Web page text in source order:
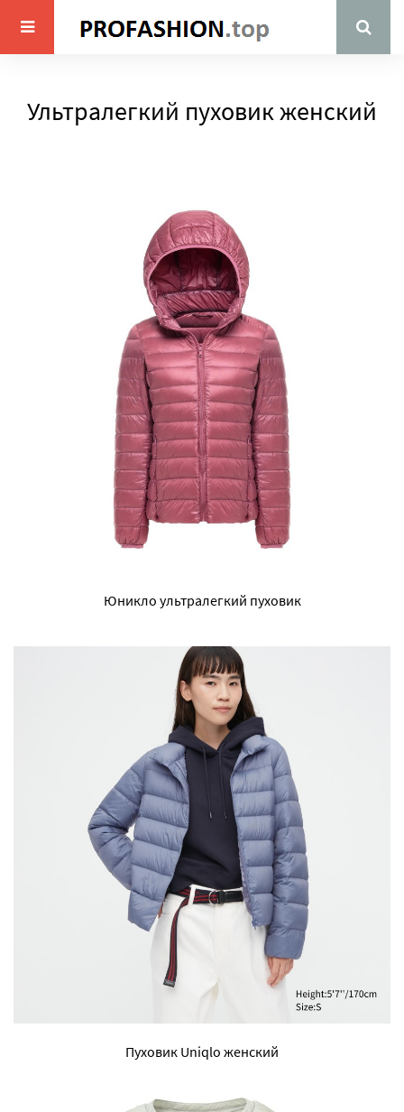
Ультралегкий пуховик женский
Юникло ультралегкий пуховик
Пуховик Uniqlo женский